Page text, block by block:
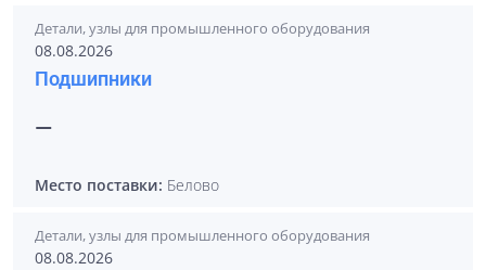
Детали, узлы для промышленного оборудования
08.08.2026
Подшипники
—
Место поставки: Белово
Детали, узлы для промышленного оборудования
08.08.2026